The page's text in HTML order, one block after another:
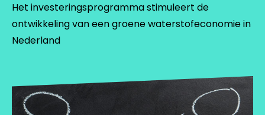
Het investeringsprogramma stimuleert de
ontwikkeling van een groene waterstofeconomie in
Nederland